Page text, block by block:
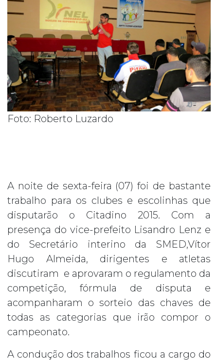
Foto: Roberto Luzardo
A noite de sexta-feira (07) foi de bastante
trabalho para os clubes e escolinhas que
disputarão o Citadino 2015. Com a
presença do vice-prefeito Lisandro Lenz e
do Secretário interino da SMED,Vítor
Hugo Almeida, dirigentes e atletas
discutiram e aprovaram o regulamento da
competição, fórmula de disputa e
acompanharam o sorteio das chaves de
todas as categorias que irão compor o
campeonato.
A condução dos trabalhos ficou a cargo do